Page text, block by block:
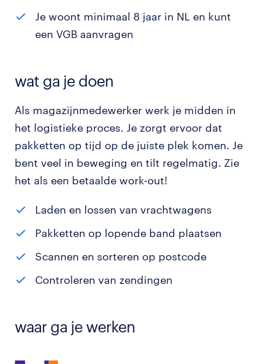
Je woont minimaal 8 jaar in NL en kunt
een VGB aanvragen
wat ga je doen
Als magazijnmedewerker werk je midden in
het logistieke proces. Je zorgt ervoor dat
pakketten op tijd op de juiste plek komen. Je
bent veel in beweging en tilt regelmatig. Zie
het als een betaalde work-out!
Laden en lossen van vrachtwagens
Pakketten op lopende band plaatsen
Scannen en sorteren op postcode
Controleren van zendingen
waar ga je werken